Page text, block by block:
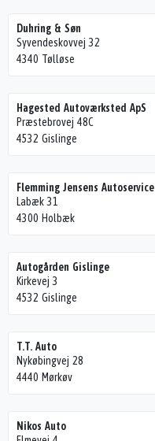
Duhring & Søn
Syvendeskovvej 32
4340 Tølløse
Hagested Autoværksted ApS
Præstebrovej 48C
4532 Gislinge
Flemming Jensens Autoservice
Labæk 31
4300 Holbæk
Autogården Gislinge
Kirkevej 3
4532 Gislinge
T.T. Auto
Nykøbingvej 28
4440 Mørkøv
Nikos Auto